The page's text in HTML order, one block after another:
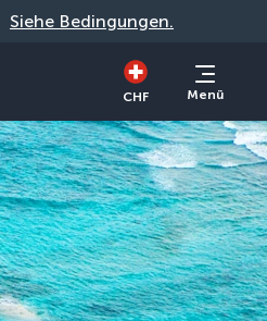
Siehe Bedingungen.
CHF Menü